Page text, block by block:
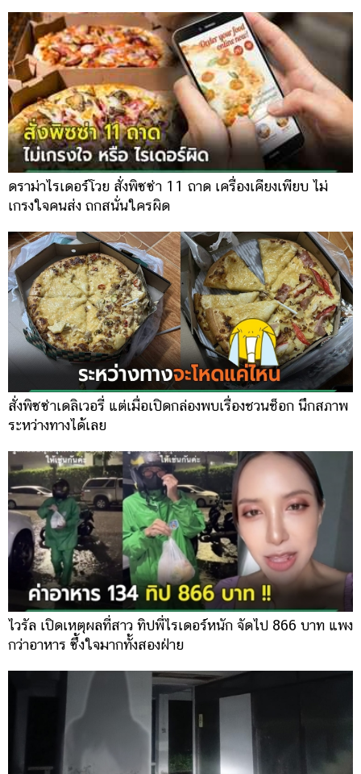
ดราม่าไรเดอร์โวย สั่งพิซซ่า 11 ถาด เครื่องเคียงเพียบ ไม่
เกรงใจคนส่ง ถกสนั่นใครผิด
สั่งพิซซ่าเดลิเวอรี่ แต่เมื่อเปิดกล่องพบเรื่องชวนช็อก นึกสภาพ
ระหว่างทางได้เลย
ไวรัล เปิดเหตุผลที่สาว ทิปพี่ไรเดอร์หนัก จัดไป 866 บาท แพง
กว่าอาหาร ซึ้งใจมากทั้งสองฝ่าย